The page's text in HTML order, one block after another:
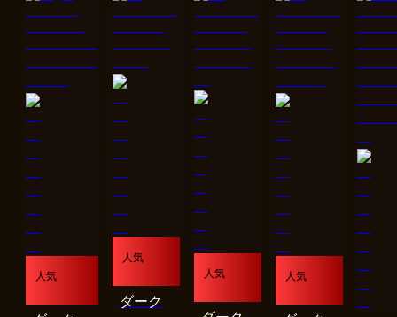
人気
人気
ダーク
人気 人気